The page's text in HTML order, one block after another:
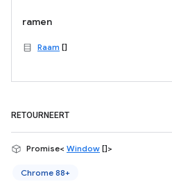
ramen
Raam []
RETOURNEERT
Promise< Window []>
Chrome 88+